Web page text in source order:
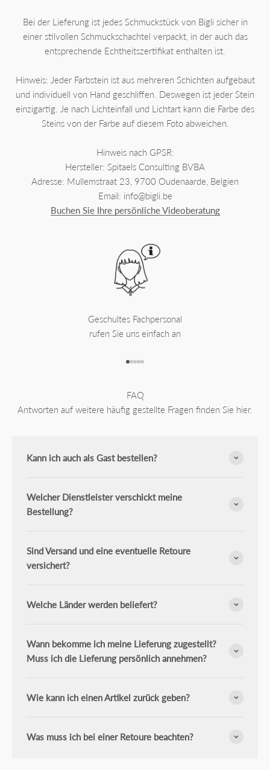
Bei der Lieferung ist jedes Schmuckstück von Bigli sicher in
einer stilvollen Schmuckschachtel verpackt, in der auch das
entsprechende Echtheitszertifikat enthalten ist.
Hinweis: Jeder Farbstein ist aus mehreren Schichten aufgebaut
und individuell von Hand geschliffen. Deswegen ist jeder Stein
einzigartig. Je nach Lichteinfall und Lichtart kann die Farbe des
Steins von der Farbe auf diesem Foto abweichen.
Hinweis nach GPSR:
Hersteller: Spitaels Consulting BVBA
Adresse: Mullemstraat 23, 9700 Oudenaarde, Belgien
Email: info@bigli.be
Buchen Sie Ihre persönliche Videoberatung
Geschultes Fachpersonal
rufen Sie uns einfach an
FAQ
Antworten auf weitere häufig gestellte Fragen finden Sie hier.
Kann ich auch als Gast bestellen?
Welcher Dienstleister verschickt meine
Bestellung?
Sind Versand und eine eventuelle Retoure
versichert?
Welche Länder werden beliefert?
Wann bekomme ich meine Lieferung zugestellt?
Muss ich die Lieferung persönlich annehmen?
Wie kann ich einen Artikel zurück geben?
Was muss ich bei einer Retoure beachten?